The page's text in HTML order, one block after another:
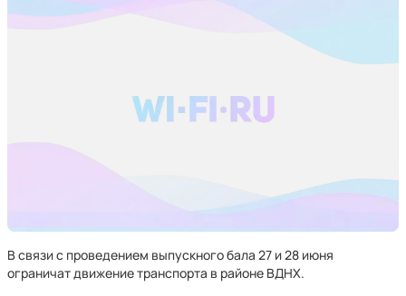
В связи с проведением выпускного бала 27 и 28 июня
ограничат движение транспорта в районе ВДНХ.